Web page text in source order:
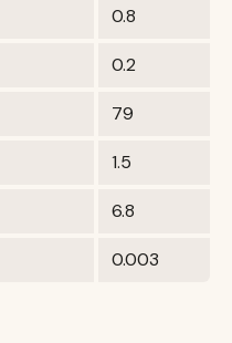
0.8
0.2
79
1.5
6.8
0.003